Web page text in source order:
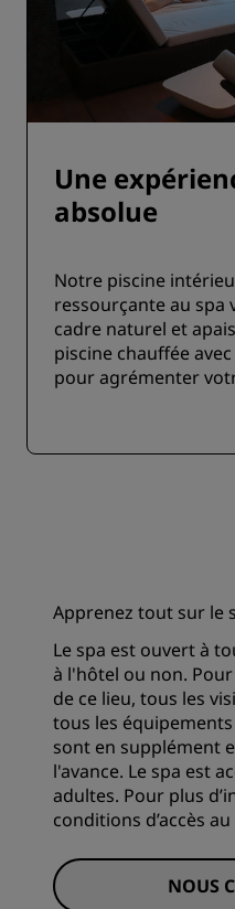
Une
absolue
Notre piscine
ressourçante au spa
cadre naturel et
piscine chauffée
pour agrémenter
Apprenez tout sur le
Le spa est ouvert à
à l'hôtel ou non.
de ce lieu, tous les
tous les
sont en supplément
l'avance. Le spa est
adultes. Pour plus
conditions d’accès
NOUS